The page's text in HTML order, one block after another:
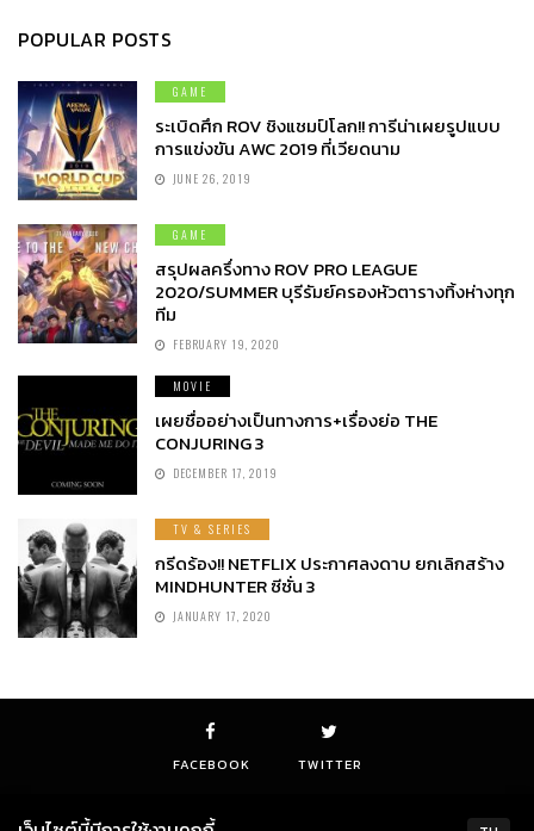
POPULAR POSTS
GAME
ระเบิดศึก ROV ชิงแชมป์โลก!! การีน่าเผยรูปแบบ
การแข่งขัน AWC 2019 ที่เวียดนาม
JUNE 26, 2019
GAME
สรุปผลครึ่งทาง ROV PRO LEAGUE
2020/SUMMER บุรีรัมย์ครองหัวตารางทิ้งห่างทุก
ทีม
FEBRUARY 19, 2020
MOVIE
เผยชื่ออย่างเป็นทางการ+เรื่องย่อ THE
CONJURING 3
DECEMBER 17, 2019
TV & SERIES
กรีดร้อง!! NETFLIX ประกาศลงดาบ ยกเลิกสร้าง
MINDHUNTER ซีซั่น 3
JANUARY 17, 2020
FACEBOOK TWITTER